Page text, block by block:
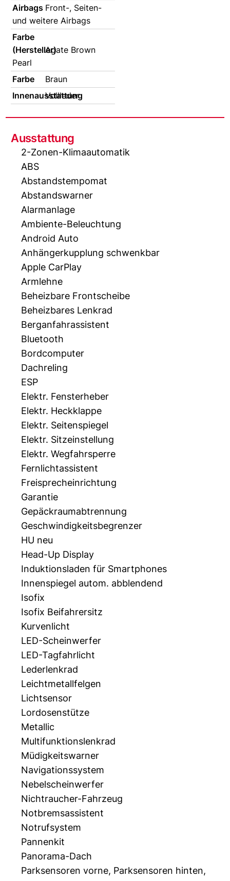
AirbagsFront-, Seiten-
und weitere Airbags
Farbe
(Hersteller)Agate Brown
Pearl
Farbe
Braun
Innenausstattung
Vollleder
Ausstattung
2-Zonen-Klimaautomatik
ABS
Abstandstempomat
Abstandswarner
Alarmanlage
Ambiente-Beleuchtung
Android Auto
Anhängerkupplung schwenkbar
Apple CarPlay
Armlehne
Beheizbare Frontscheibe
Beheizbares Lenkrad
Berganfahrassistent
Bluetooth
Bordcomputer
Dachreling
ESP
Elektr. Fensterheber
Elektr. Heckklappe
Elektr. Seitenspiegel
Elektr. Sitzeinstellung
Elektr. Wegfahrsperre
Fernlichtassistent
Freisprecheinrichtung
Garantie
Gepäckraumabtrennung
Geschwindigkeitsbegrenzer
HU neu
Head-Up Display
Induktionsladen für Smartphones
Innenspiegel autom. abblendend
Isofix
Isofix Beifahrersitz
Kurvenlicht
LED-Scheinwerfer
LED-Tagfahrlicht
Lederlenkrad
Leichtmetallfelgen
Lichtsensor
Lordosenstütze
Metallic
Multifunktionslenkrad
Müdigkeitswarner
Navigationssystem
Nebelscheinwerfer
Nichtraucher-Fahrzeug
Notbremsassistent
Notrufsystem
Pannenkit
Panorama-Dach
Parksensoren vorne, Parksensoren hinten,